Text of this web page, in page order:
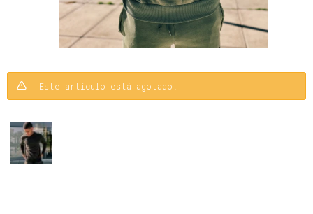
Este artículo está agotado.